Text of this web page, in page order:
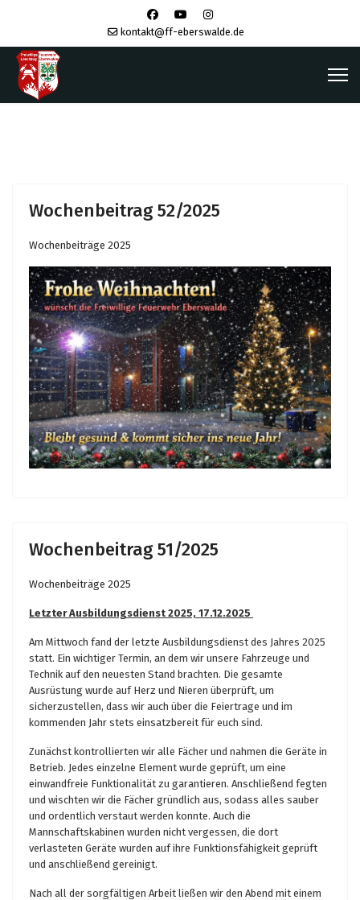
kontakt@ff-eberswalde.de
Wochenbeitrag 52/2025
Wochenbeiträge 2025
Wochenbeitrag 51/2025
Wochenbeiträge 2025
Letzter Ausbildungsdienst 2025, 17.12.2025
Am Mittwoch fand der letzte Ausbildungsdienst des Jahres 2025
statt. Ein wichtiger Termin, an dem wir unsere Fahrzeuge und
Technik auf den neuesten Stand brachten. Die gesamte
Ausrüstung wurde auf Herz und Nieren überprüft, um
sicherzustellen, dass wir auch über die Feiertrage und im
kommenden Jahr stets einsatzbereit für euch sind.
Zunächst kontrollierten wir alle Fächer und nahmen die Geräte in
Betrieb. Jedes einzelne Element wurde geprüft, um eine
einwandfreie Funktionalität zu garantieren. Anschließend fegten
und wischten wir die Fächer gründlich aus, sodass alles sauber
und ordentlich verstaut werden konnte. Auch die
Mannschaftskabinen wurden nicht vergessen, die dort
verlasteten Geräte wurden auf ihre Funktionsfähigkeit geprüft
und anschließend gereinigt.
Nach all der sorgfältigen Arbeit ließen wir den Abend mit einem